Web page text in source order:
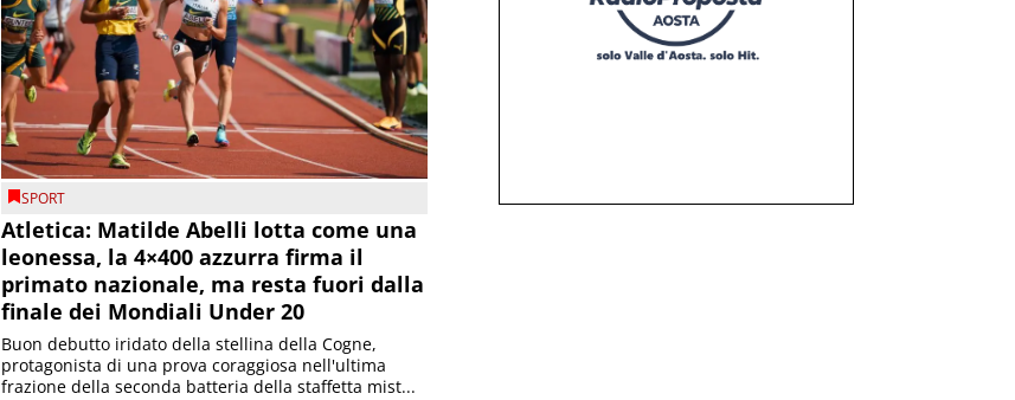
SPORT
Atletica: Matilde Abelli lotta come una
leonessa, la 4×400 azzurra firma il
primato nazionale, ma resta fuori dalla
finale dei Mondiali Under 20
Buon debutto iridato della stellina della Cogne,
protagonista di una prova coraggiosa nell'ultima
frazione della seconda batteria della staffetta mist...